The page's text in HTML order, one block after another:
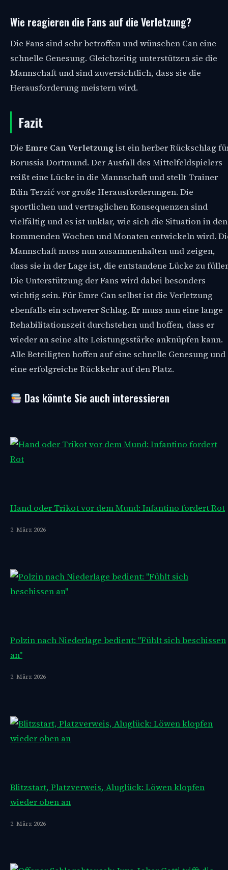
Wie reagieren die Fans auf die Verletzung?
Die Fans sind sehr betroffen und wünschen Can eine
schnelle Genesung. Gleichzeitig unterstützen sie die
Mannschaft und sind zuversichtlich, dass sie die
Herausforderung meistern wird.
Fazit
Die Emre Can Verletzungist ein herber Rückschlag
Borussia Dortmund. Der Ausfall des Mittelfeldspielers
reißt eine Lücke in die Mannschaft und stellt Trainer
Edin Terzić vor große Herausforderungen. Die
sportlichen und vertraglichen Konsequenzen sind
vielfältig und es ist unklar, wie sich die Situation in den
kommenden Wochen und Monaten entwickeln wird.
Mannschaft muss nun zusammenhalten und zeigen,
dass sie in der Lage ist, die entstandene Lücke zu
Die Unterstützung der Fans wird dabei besonders
wichtig sein. Für Emre Can selbst ist die Verletzung
ebenfalls ein schwerer Schlag. Er muss nun eine lange
Rehabilitationszeit durchstehen und hoffen, dass er
wieder an seine alte Leistungsstärke anknüpfen kann.
Alle Beteiligten hoffen auf eine schnelle Genesung und
eine erfolgreiche Rückkehr auf den Platz.
Das könnte Sie auch interessieren
Hand oder Trikot vor dem Mund: Infantino fordert Rot
2. März 2026
Polzin nach Niederlage bedient: "Fühlt sich beschissen
an"
2. März 2026
Blitzstart, Platzverweis, Aluglück: Löwen klopfen
wieder oben an
2. März 2026